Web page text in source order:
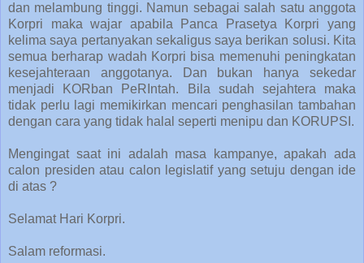
dan melambung tinggi. Namun sebagai salah satu anggota
Korpri maka wajar apabila Panca Prasetya Korpri yang
kelima saya pertanyakan sekaligus saya berikan solusi. Kita
semua berharap wadah Korpri bisa memenuhi peningkatan
kesejahteraan anggotanya. Dan bukan hanya sekedar
menjadi KORban PeRIntah. Bila sudah sejahtera maka
tidak perlu lagi memikirkan mencari penghasilan tambahan
dengan cara yang tidak halal seperti menipu dan KORUPSI.
Mengingat saat ini adalah masa kampanye, apakah ada
calon presiden atau calon legislatif yang setuju dengan ide
di atas ?
Selamat Hari Korpri.
Salam reformasi.